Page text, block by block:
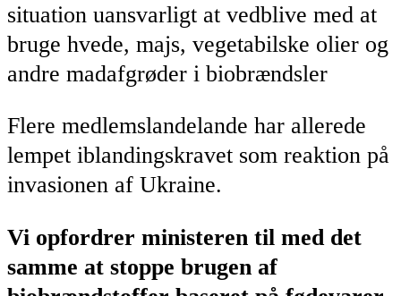
situation uansvarligt at vedblive med at
bruge hvede, majs, vegetabilske olier og
andre madafgrøder i biobrændsler
Flere medlemslandelande har allerede
lempet iblandingskravet som reaktion på
invasionen af Ukraine.
Vi opfordrer ministeren til med det
samme at stoppe brugen af